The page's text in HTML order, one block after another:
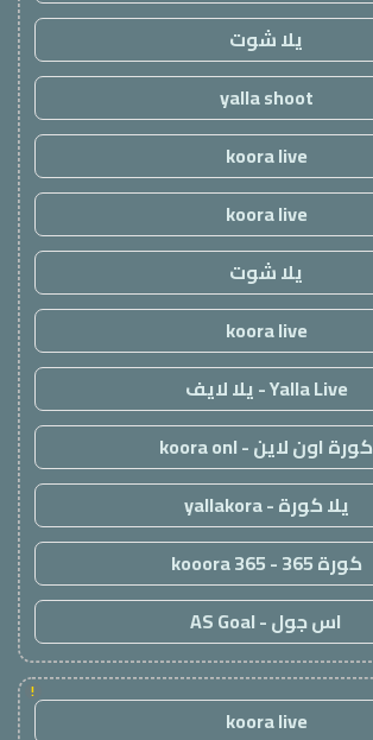
يلا شوت
yalla shoot
koora live
koora live
يلا شوت
koora live
Yalla Live - يلا لايف
كورة اون لاين - koora onl
يلا كورة - yallakora
كورة 365 - kooora 365
اس جول - AS Goal
!
koora live